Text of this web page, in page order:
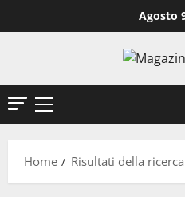
al
Agosto
Menu
Home
Risultati della